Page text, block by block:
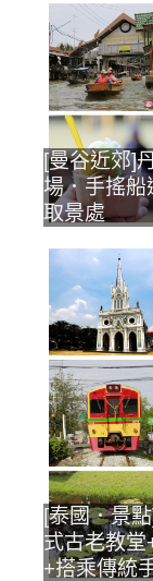
[曼谷近郊]
場．手搖
取景處
[泰國．景
式古老教
+搭乘傳統